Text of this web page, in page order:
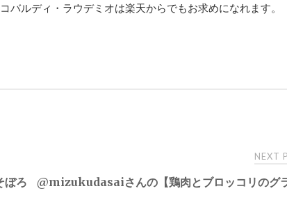
ルディ・ラウデミオは楽天からでもお求めになれます。
ろ
NEXT
@mizukudasaiさんの【鶏肉とブロッコリのグ